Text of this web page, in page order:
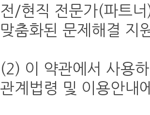
전/현직 전문가(파트
맞춤화된 문제해결 지
(2) 이 약관에서 사용
관계법령 및 이용안내